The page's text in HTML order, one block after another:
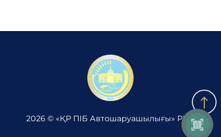
2026 © «ҚР ПІБ Автошаруашылығы» РМК